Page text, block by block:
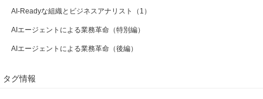
AI-Readyな組織とビジネスアナリスト（1）
AIエージェントによる業務革命（特別編）
AIエージェントによる業務革命（後編）
タグ情報